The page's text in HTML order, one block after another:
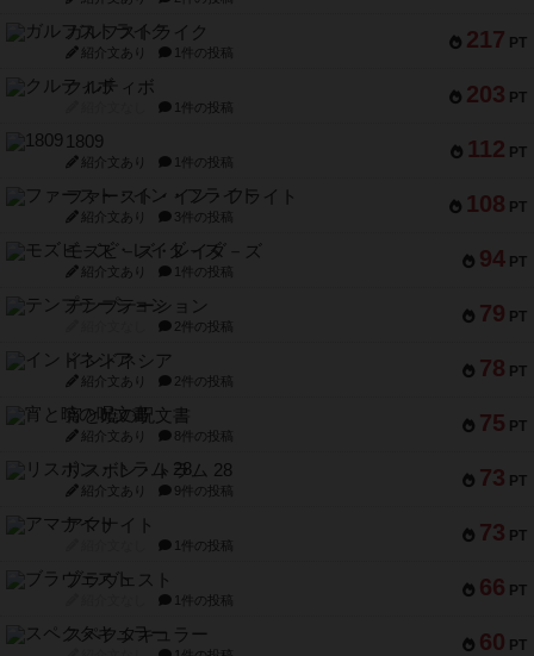
217 PT
ガルフストライク
紹介文あり 1件の投稿
203 PT
クルティボ
1件の投稿
112 PT
1809
紹介文あり 1件の投稿
108 PT
ファースト・イン・フライト
紹介文あり 3件の投稿
94 PT
モズビ－ズ・レイダ－ズ
紹介文あり 1件の投稿
79 PT
テンプテーション
2件の投稿
78 PT
インドネシア
紹介文あり 2件の投稿
75 PT
宵と暁の呪文書
紹介文あり 8件の投稿
73 PT
リスボン・トラム 28
紹介文あり 9件の投稿
73 PT
アマナイト
1件の投稿
66 PT
ブラヴェスト
1件の投稿
60 PT
スペクタキュラー